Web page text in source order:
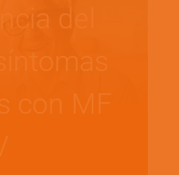
con MF